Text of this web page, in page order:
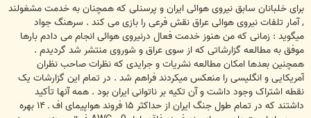
برای خلبانان سابق نيروی هوائی ايران و پرسنلی که همچنان به خدمت مشغولند
, آمار تلفات نيروی هوائی عراق نقش فرعی را بازی می کند . سرهنگ جواد
ميگويد : زمانی که من هنوز خدمت فعال درنيروی هوائی انجام می دادم بارها
موفق به مطالعه گزارشاتی که از سوی عراق و شوروی منتشر شد گرديدم .
همچنين بعدها امکان مطالعه نشريات و جرايدی که نظرات صاحب نظران
آمريکايی و انگليسی را منعکس ميکردند فراهم شد . در تمام اين گزارشات يک
نقطه اشتراک وجود داشت و آن تکيه بر ناتوانی ايران بود . همه آنها تأکيد
داشتند که در تمام طول جنگ ايران از حداکثر ۱۵ فروند هواپيمای اف ـ ۱۴ بهره